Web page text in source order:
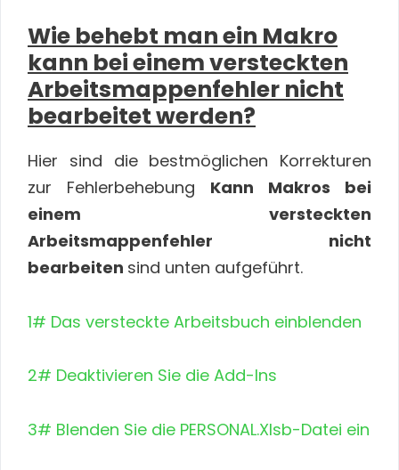
Wie behebt man ein Makro
kann bei einem versteckten
Arbeitsmappenfehler nicht
bearbeitet werden?
Hier sind die bestmöglichen Korrekturen
zur Fehlerbehebung Kann Makros bei
einem versteckten
Arbeitsmappenfehler nicht
bearbeiten sind unten aufgeführt.
1# Das versteckte Arbeitsbuch einblenden
2# Deaktivieren Sie die Add-Ins
3# Blenden Sie die PERSONAL.Xlsb-Datei ein